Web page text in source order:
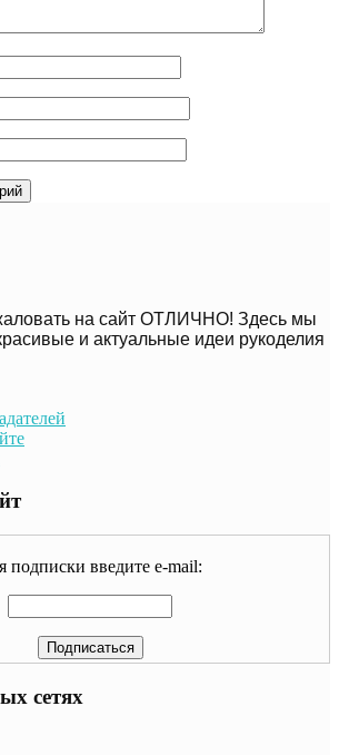
на сайт ОТЛИЧНО! Здесь мы
и актуальные идеи рукоделия
подписки введите e-mail:
сетях